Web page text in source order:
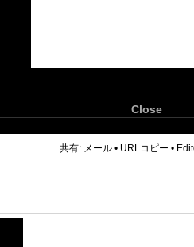
Close
共有: メール • URLコピー •